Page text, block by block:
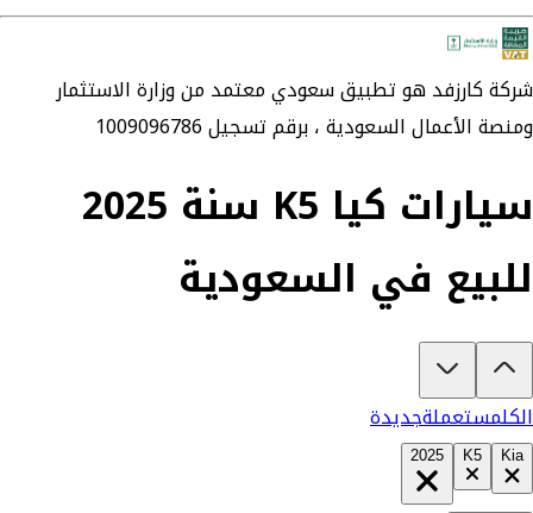
شركةكارزفدهو تطبيق سعودي معتمد من وزارة الاستثمار
ومنصة الأعمال السعودية ،برقم تسجيل 1009096786
سيارات كيا K5 سنة 2025
للبيع في السعودية
تبغى تشتري كيا K5 2025؟
الكلمستعملةجديدة
Kia
K5
2025